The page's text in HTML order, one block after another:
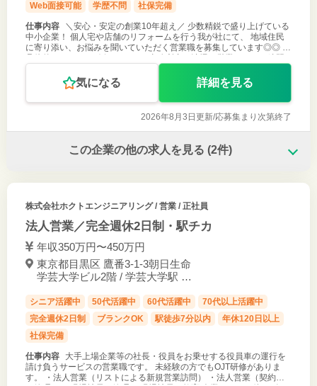
Web面接可能
学歴不問 社保完備
仕事内容
＼安心・安定の創業10年超え／ 少数精鋭で盛り上げている
中小企業！ 個人宅や店舗のリフォームを行う我が社にて、 地域住民
に寄り添い、お悩みを聞いていただく営業職を募集しています◎◎ ■
気になる 詳細を見る
2026年8月3日更新/応募集まり次第終了
この企業の他の求人を見る (2件)
株式会社ホクトエンジニアリング/ 営業 / 正社員
法人営業／完全週休2日制・駅チカ
年収350万円〜450万円
東京都目黒区 鷹番3-1-3朝日生命
学芸大学ビル2階 / 学芸大学駅 徒
シニア活躍中 50代活躍中 60代活躍中
70代以上活躍中
完全週休2日制
ブランクOK 駅徒歩7分以内
年休120日以上
社保完備
仕事内容
大手上場企業等の社長・役員をお乗せする役員車の運行を
請け負うサービスの営業職です。 未経験の方でもOJT研修がありま
す。 ・法人営業（リストによる新規営業訪問） ・法人営業（契約先